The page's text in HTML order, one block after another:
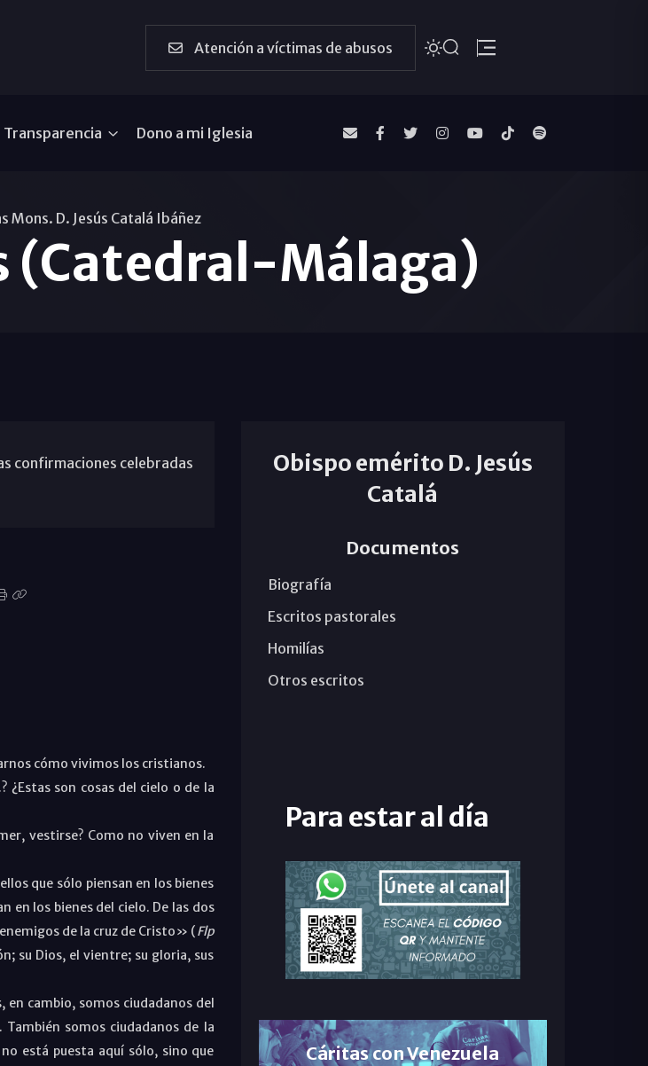
Atención a víctimas de abusos
Transparencia Dono a mi Iglesia
Mons. D. Jesús Catalá Ibáñez
(Catedral-Málaga)
confirmaciones celebradas
cómo vivimos los cristianos.
¿Estas son cosas del cielo o de la
vestirse? Como no viven en la
que sólo piensan en los bienes
en los bienes del cielo. De las dos
de la cruz de Cristo» (Flp
su Dios, el vientre; su gloria, sus
cambio, somos ciudadanos del
También somos ciudadanos de la
está puesta aquí sólo, sino que
Obispo emérito D. Jesús
Catalá
Documentos
Biografía
Escritos pastorales
Homilías
Otros escritos
Para estar al día
Cáritas con Venezuela